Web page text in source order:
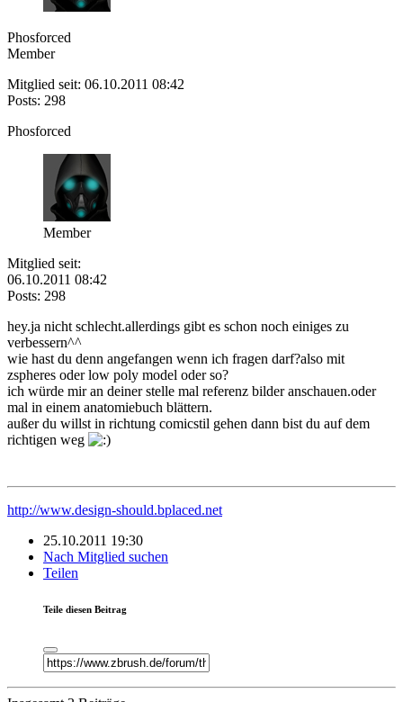
Phosforced
Member
Mitglied seit: 06.10.2011 08:42
Posts: 298
Phosforced
Member
Mitglied seit:
06.10.2011 08:42
Posts: 298
hey.ja nicht schlecht.allerdings gibt es schon noch einiges zu
verbessern^^
wie hast du denn angefangen wenn ich fragen darf?also mit
zspheres oder low poly model oder so?
ich würde mir an deiner stelle mal referenz bilder anschauen.oder
mal in einem anatomiebuch blättern.
außer du willst in richtung comicstil gehen dann bist du auf dem
richtigen weg
http://www.design-should.bplaced.net
25.10.2011 19:30
Nach Mitglied suchen
Teilen
Teile diesen Beitrag